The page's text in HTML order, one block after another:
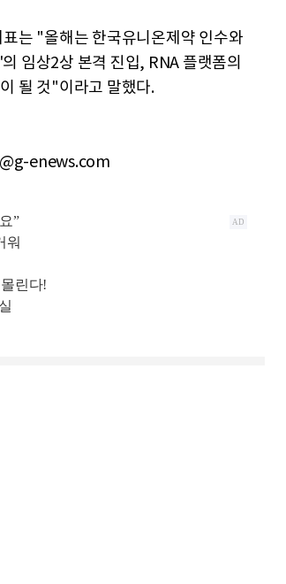
는 "올해는 한국유니온제약 인수와
임상2상 본격 진입, RNA 플랫폼의
될 것"이라고 말했다.
enews.com